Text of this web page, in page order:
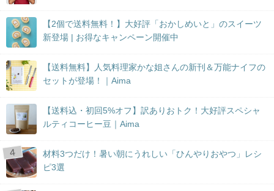
【2個で送料無料！】大好評「おかしめいと」のスイーツ
新登場 | お得なキャンペーン開催中
【送料無料】人気料理家かな姐さんの新刊＆万能ナイフの
セットが登場！｜Aima
【送料込・初回5%オフ】訳ありおトク！大好評スペシャ
ルティコーヒー豆｜Aima
材料3つだけ！暑い朝にうれしい「ひんやりおやつ」レシ
ピ3選